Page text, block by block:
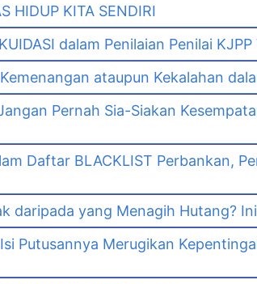
HIDUP KITA SENDIRI
dalam Penilaian Penilai KJPP
ataupun Kekalahan
Pernah Sia-Siakan
Daftar BLACKLIST Perbankan,
daripada yang Menagih Hutang?
Putusannya Merugikan